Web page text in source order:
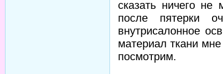
сказать ничего
после пятерки
внутрисалонное
материал ткани
посмотрим.